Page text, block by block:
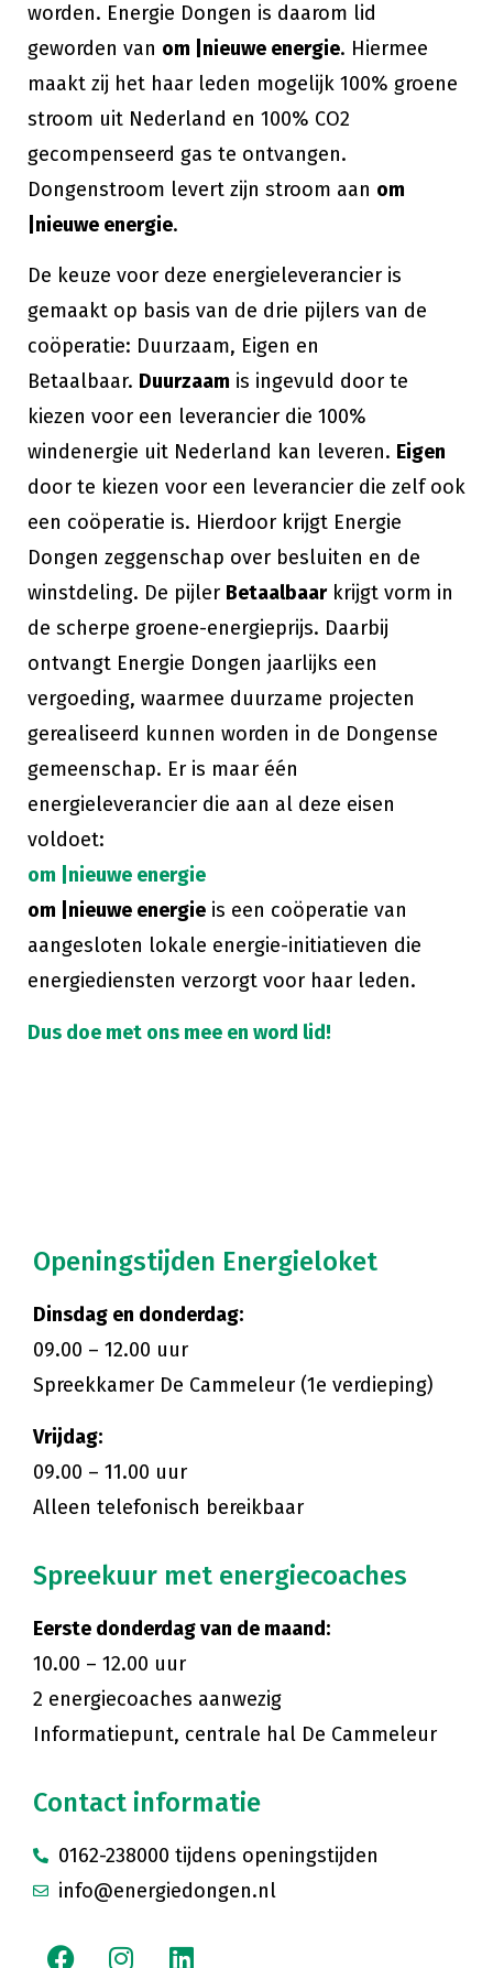
worden. Energie Dongen is daarom lid
geworden van om |nieuwe energie. Hiermee
maakt zij het haar leden mogelijk 100% groene
stroom uit Nederland en 100% CO2
gecompenseerd gas te ontvangen.
Dongenstroom levert zijn stroom aan om
|nieuwe energie.
De keuze voor deze energieleverancier is
gemaakt op basis van de drie pijlers van de
coöperatie: Duurzaam, Eigen en
Betaalbaar. Duurzaam is ingevuld door te
kiezen voor een leverancier die 100%
windenergie uit Nederland kan leveren. Eigen
door te kiezen voor een leverancier die zelf ook
een coöperatie is. Hierdoor krijgt Energie
Dongen zeggenschap over besluiten en de
winstdeling. De pijler Betaalbaarkrijgt vorm in
de scherpe groene-energieprijs. Daarbij
ontvangt Energie Dongen jaarlijks een
vergoeding, waarmee duurzame projecten
gerealiseerd kunnen worden in de Dongense
gemeenschap. Er is maar één
energieleverancier die aan al deze eisen
voldoet:
om |nieuwe energie
om |nieuwe energie is een coöperatie van
aangesloten lokale energie-initiatieven die
energiediensten verzorgt voor haar leden.
Dus doe met ons mee en word lid!
Openingstijden Energieloket
Dinsdag en donderdag:
09.00 – 12.00 uur
Spreekkamer De Cammeleur (1e verdieping)
Vrijdag:
09.00 – 11.00 uur
Alleen telefonisch bereikbaar
Spreekuur met energiecoaches
Eerste donderdag van de maand:
10.00 – 12.00 uur
2 energiecoaches aanwezig
Informatiepunt, centrale hal De Cammeleur
Contact informatie
0162-238000 tijdens openingstijden
info@energiedongen.nl